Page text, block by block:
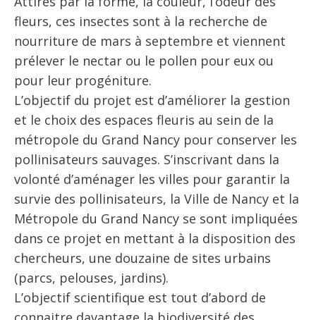
fleurs, ces insectes sont à la recherche de
nourriture de mars à septembre et viennent
prélever le nectar ou le pollen pour eux ou
pour leur progéniture.
L’objectif du projet est d’améliorer la gestion
et le choix des espaces fleuris au sein de la
métropole du Grand Nancy pour conserver les
pollinisateurs sauvages. S’inscrivant dans la
volonté d’aménager les villes pour garantir la
survie des pollinisateurs, la Ville de Nancy et la
Métropole du Grand Nancy se sont impliquées
dans ce projet en mettant à la disposition des
chercheurs, une douzaine de sites urbains
(parcs, pelouses, jardins).
L’objectif scientifique est tout d’abord de